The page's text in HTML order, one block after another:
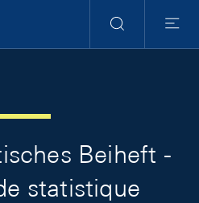
Suche
Menu
Beiheft -
statistique